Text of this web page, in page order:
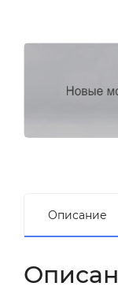
Описание